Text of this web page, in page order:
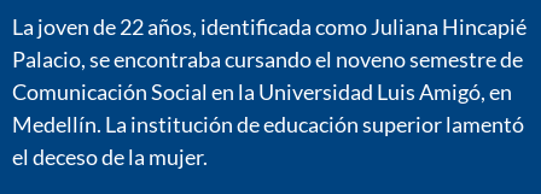
La joven de 22 años, identificada como Juliana Hincapié
Palacio, se encontraba cursando el noveno semestre de
Comunicación Social en la Universidad Luis Amigó, en
Medellín. La institución de educación superior lamentó
el deceso de la mujer.